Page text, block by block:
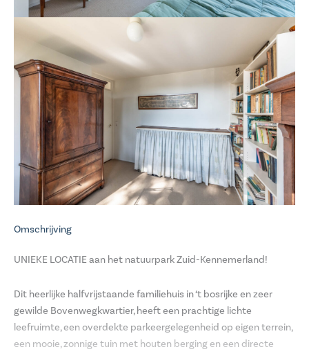
Omschrijving
UNIEKE LOCATIE aan het natuurpark Zuid-Kennemerland!
Dit heerlijke halfvrijstaande familiehuis in ‘t bosrijke en zeer
gewilde Bovenwegkwartier, heeft een prachtige lichte
leefruimte, een overdekte parkeergelegenheid op eigen terrein,
een mooie, zonnige tuin met houten berging en een directe